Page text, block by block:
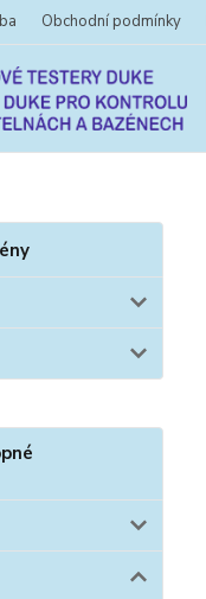
Obchodní podmínky